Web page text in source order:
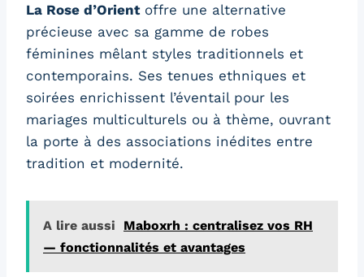
La Rose d’Orientoffre une alternative
précieuse avec sa gamme de robes
féminines mêlant styles traditionnels et
contemporains. Ses tenues ethniques et
soirées enrichissent l’éventail pour les
mariages multiculturels ou à thème, ouvrant
la porte à des associations inédites entre
tradition et modernité.
A lire aussi
Maboxrh : centralisez vos RH
— fonctionnalités et avantages